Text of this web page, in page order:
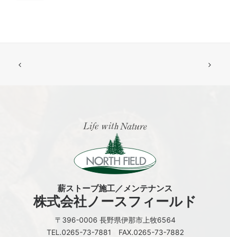
薪ストーブ施工／メンテナンス
株式会社ノースフィールド
〒396-0006 長野県伊那市上牧6564
TEL.0265-73-7881 FAX.0265-73-7882